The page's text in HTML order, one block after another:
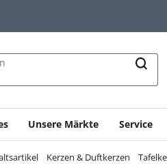
Unsere Märkte Service
Kerzen & Duftkerzen